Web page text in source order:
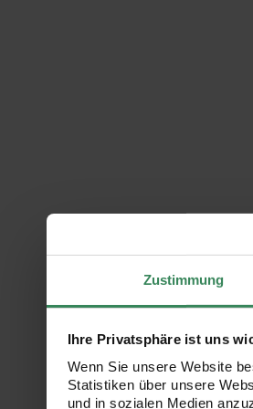
Zustimmung
Ihre Privatsphäre ist uns
Wenn Sie unsere Website
Statistiken über unsere
und in sozialen Medien